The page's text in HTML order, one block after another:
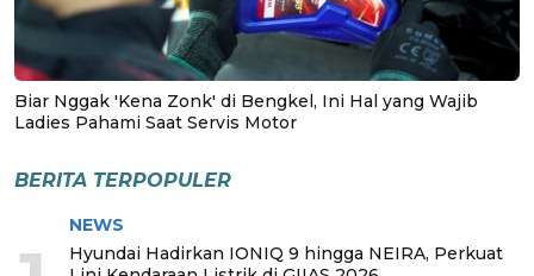
Biar Nggak 'Kena Zonk' di Bengkel, Ini Hal yang Wajib
Ladies Pahami Saat Servis Motor
BERITA TERPOPULER
NEWS
Hyundai Hadirkan IONIQ 9 hingga NEIRA, Perkuat